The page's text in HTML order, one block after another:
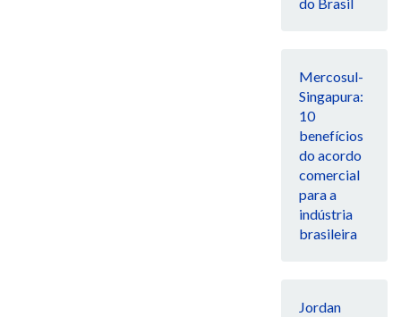
Mercosul-
Singapura:
10
benefícios
do acordo
comercial
para a
indústria
brasileira
Jordan